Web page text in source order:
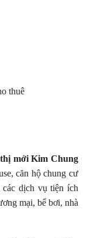
thuê
mới Kim Chung
căn hộ chung cư
dịch vụ tiện ích
mại, bể bơi, nhà